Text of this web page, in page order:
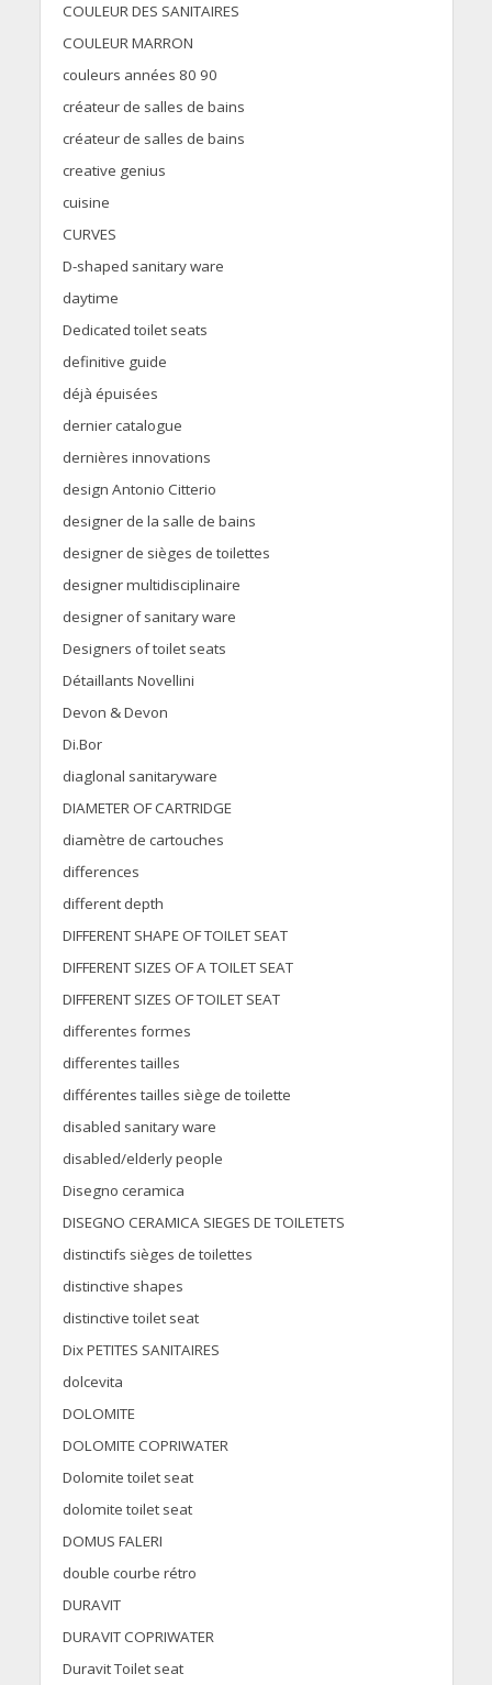
COULEUR DES SANITAIRES
COULEUR MARRON
couleurs années 80 90
créateur de salles de bains
créateur de salles de bains
creative genius
cuisine
CURVES
D-shaped sanitary ware
daytime
Dedicated toilet seats
definitive guide
déjà épuisées
dernier catalogue
dernières innovations
design Antonio Citterio
designer de la salle de bains
designer de sièges de toilettes
designer multidisciplinaire
designer of sanitary ware
Designers of toilet seats
Détaillants Novellini
Devon & Devon
Di.Bor
diaglonal sanitaryware
DIAMETER OF CARTRIDGE
diamètre de cartouches
differences
different depth
DIFFERENT SHAPE OF TOILET SEAT
DIFFERENT SIZES OF A TOILET SEAT
DIFFERENT SIZES OF TOILET SEAT
differentes formes
differentes tailles
différentes tailles siège de toilette
disabled sanitary ware
disabled/elderly people
Disegno ceramica
DISEGNO CERAMICA SIEGES DE TOILETETS
distinctifs sièges de toilettes
distinctive shapes
distinctive toilet seat
Dix PETITES SANITAIRES
dolcevita
DOLOMITE
DOLOMITE COPRIWATER
Dolomite toilet seat
dolomite toilet seat
DOMUS FALERI
double courbe rétro
DURAVIT
DURAVIT COPRIWATER
Duravit Toilet seat